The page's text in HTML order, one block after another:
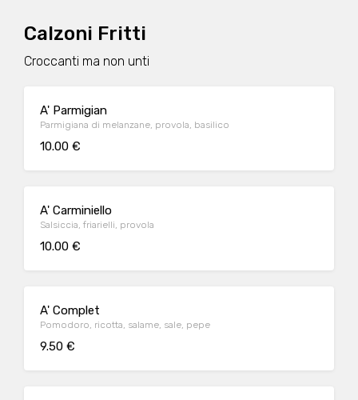
Calzoni Fritti
Croccanti ma non unti
A' Parmigian
Parmigiana di melanzane, provola, basilico
10.00 €
A' Carminiello
Salsiccia, friarielli, provola
10.00 €
A' Complet
Pomodoro, ricotta, salame, sale, pepe
9.50 €